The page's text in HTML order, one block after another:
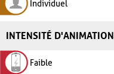
Individuel
INTENSITÉ D'ANIMATION
Faible